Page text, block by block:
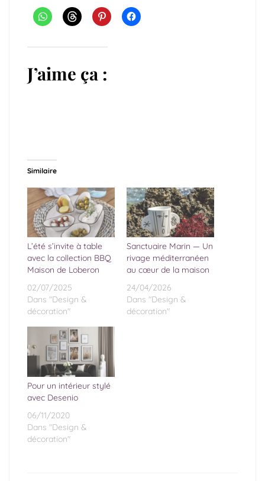
J’aime ça :
Similaire
L’été s’invite à table
avec la collection BBQ
Maison de Loberon
02/07/2025
Dans "Design &
décoration"
Sanctuaire Marin — Un
rivage méditerranéen
au cœur de la maison
24/04/2026
Dans "Design &
décoration"
Pour un intérieur stylé
avec Desenio
06/11/2020
Dans "Design &
décoration"